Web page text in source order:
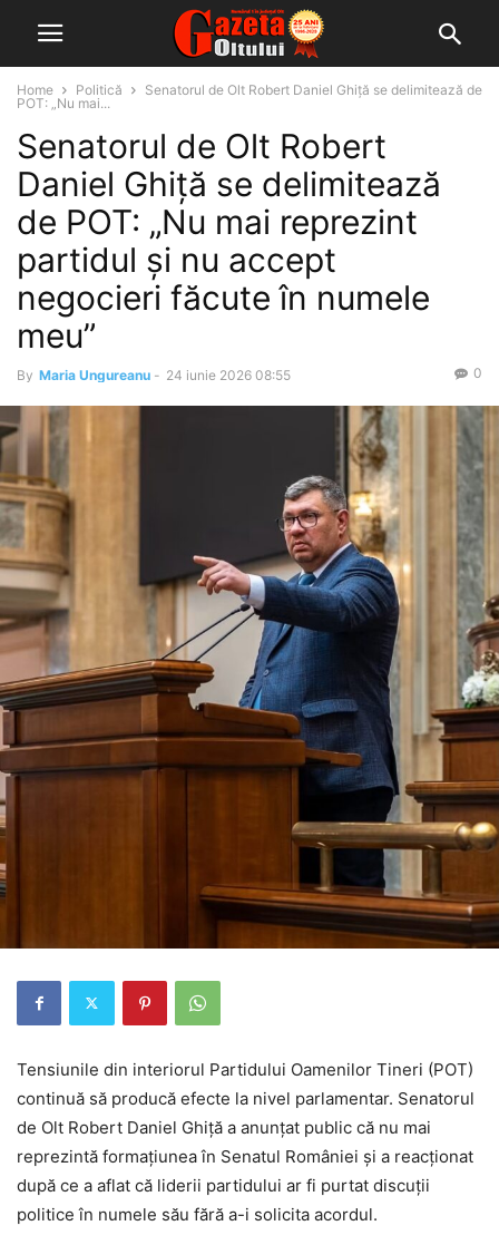
Home Politică
Senatorul de Olt Robert Daniel Ghiță se delimitează de
POT: „Nu mai...
Senatorul de Olt Robert
Daniel Ghiță se delimitează
de POT: „Nu mai reprezint
partidul și nu accept
negocieri făcute în numele
meu”
By Maria Ungureanu - 24 iunie 2026 08:55 0
Tensiunile din interiorul Partidului Oamenilor Tineri (POT)
continuă să producă efecte la nivel parlamentar. Senatorul
de Olt Robert Daniel Ghiță a anunțat public că nu mai
reprezintă formațiunea în Senatul României și a reacționat
după ce a aflat că liderii partidului ar fi purtat discuții
politice în numele său fără a-i solicita acordul.